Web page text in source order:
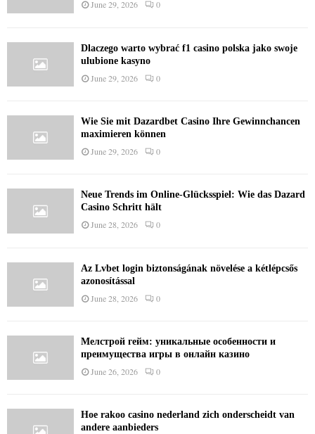
June 29, 2026 0
Dlaczego warto wybrać f1 casino polska jako swoje
ulubione kasyno
June 29, 2026 0
Wie Sie mit Dazardbet Casino Ihre Gewinnchancen
maximieren können
June 29, 2026 0
Neue Trends im Online-Glücksspiel: Wie das Dazard
Casino Schritt hält
June 28, 2026 0
Az Lvbet login biztonságának növelése a kétlépcsős
azonosítással
June 28, 2026 0
Мелстрой гейм: уникальные особенности и
преимущества игры в онлайн казино
June 26, 2026 0
Hoe rakoo casino nederland zich onderscheidt van
andere aanbieders